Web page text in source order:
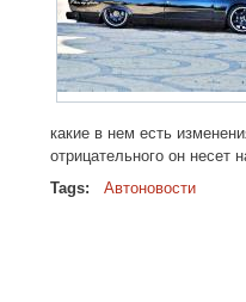
какие в нем есть
отрицательного он несет
Tags:
Автоновости